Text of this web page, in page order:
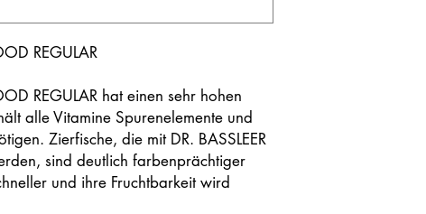
REGULAR
REGULAR hat einen sehr hohen
alle Vitamine Spurenelemente und
Zierfische, die mit DR. BASSLEER
sind deutlich farbenprächtiger
und ihre Fruchtbarkeit wird